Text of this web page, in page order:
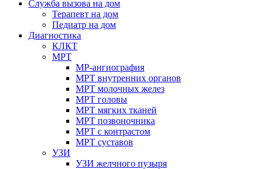
Служба вызова на дом
Терапевт на дом
Педиатр на дом
Диагностика
КЛКТ
МРТ
МР-ангиография
МРТ внутренних органов
МРТ молочных желез
МРТ головы
МРТ мягких тканей
МРТ позвоночника
МРТ с контрастом
МРТ суставов
УЗИ
УЗИ желчного пузыря